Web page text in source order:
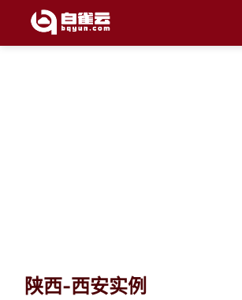
陕西-西安实例